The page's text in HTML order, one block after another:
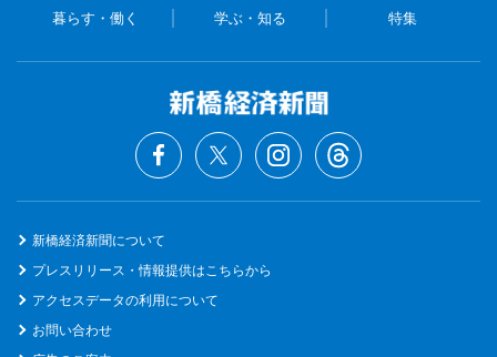
暮らす・働く 学ぶ・知る 特集
新橋経済新聞について
プレスリリース・情報提供はこちらから
アクセスデータの利用について
お問い合わせ